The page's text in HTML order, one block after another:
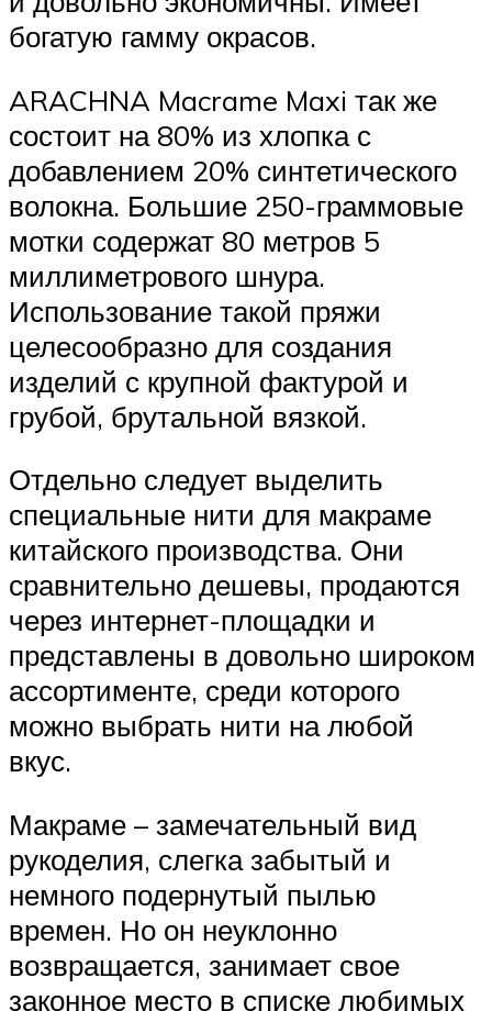
богатую гамму окрасов.
ARACHNA Macrame Maxi так же
состоит на 80% из хлопка с
добавлением 20% синтетического
волокна. Большие 250-граммовые
мотки содержат 80 метров 5
миллиметрового шнура.
Использование такой пряжи
целесообразно для создания
изделий с крупной фактурой и
грубой, брутальной вязкой.
Отдельно следует выделить
специальные нити для макраме
китайского производства. Они
сравнительно дешевы, продаются
через интернет-площадки и
представлены в довольно широком
ассортименте, среди которого
можно выбрать нити на любой
вкус.
Макраме – замечательный вид
рукоделия, слегка забытый и
немного подернутый пылью
времен. Но он неуклонно
возвращается, занимает свое
законное место в списке любимых